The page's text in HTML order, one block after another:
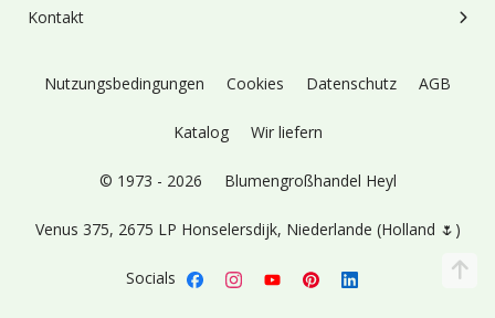
Kontakt
Nutzungsbedingungen Cookies Datenschutz AGB
Katalog Wir liefern
© 1973 - 2026 Blumengroßhandel Heyl
Venus 375, 2675 LP Honselersdijk, Niederlande (Holland 🌷)
Socials